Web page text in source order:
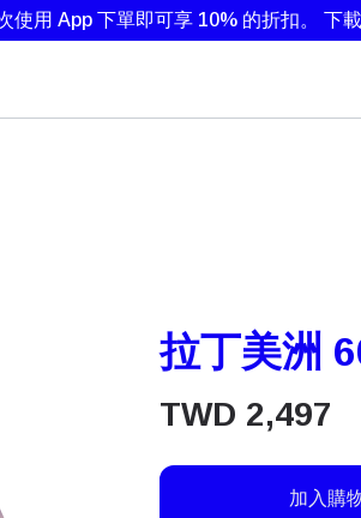
使用 App 下單即可享 10% 的折扣。 下
拉丁美洲
TWD 2,497
加入購